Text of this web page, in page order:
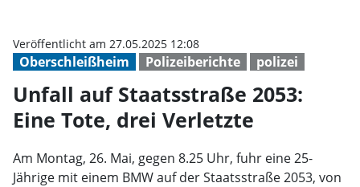
Oberschleißheim Polizeiberichte polizei
Veröffentlicht am 27.05.2025 12:08
Unfall auf Staatsstraße 2053:
Eine Tote, drei Verletzte
Am Montag, 26. Mai, gegen 8.25 Uhr, fuhr eine 25-
Jährige mit einem BMW auf der Staatsstraße 2053, von